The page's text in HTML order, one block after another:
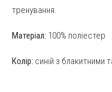
тренування.
Матеріал: 100% поліестер
Колір: синій з блакитними